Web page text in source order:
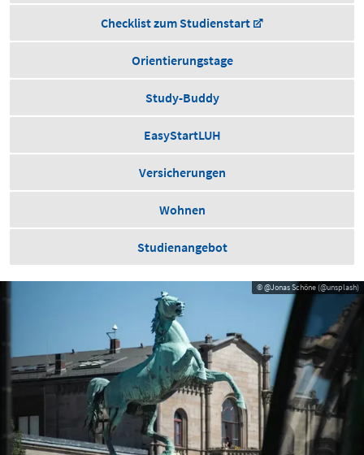
Checklist zum Studienstart
Orientierungstage
Study-Buddy
EasyStartLUH
Versicherungen
Wohnen
Studienangebot
© @Jonas Schöne (@unsplash)